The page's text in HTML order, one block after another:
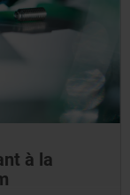
à la